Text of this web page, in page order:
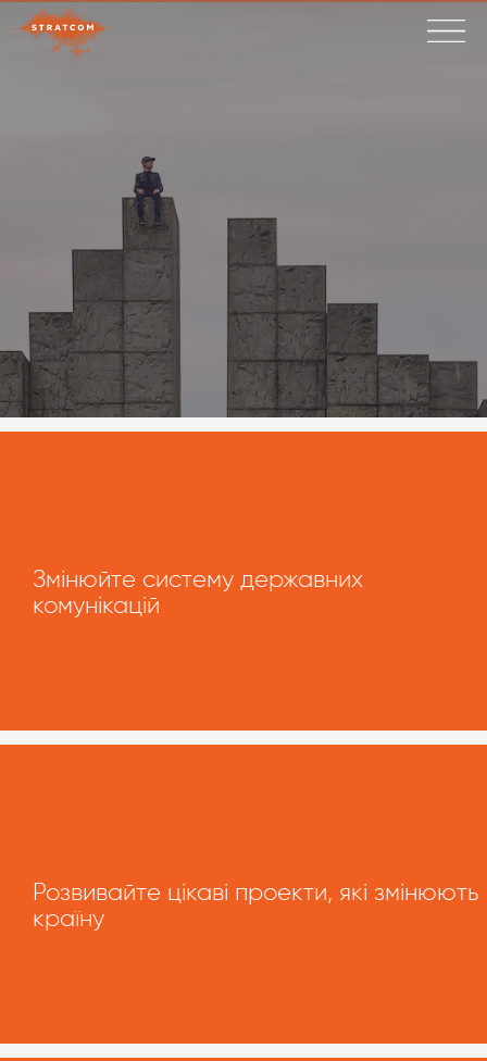
Змінюйте систему державних
комунікацій
Розвивайте цікаві проекти, які змінюють
країну